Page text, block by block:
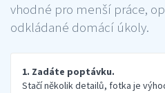
vhodné pro menší práce,
odkládané domácí úkoly.
1. Zadáte poptávku.
Stačí několik detailů, fotka je